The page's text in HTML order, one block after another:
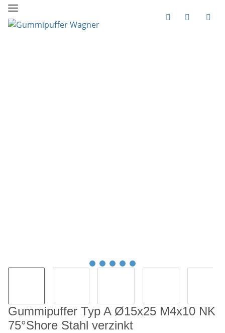
Gummipuffer Typ A Ø15x25 M4x10 NK
75°Shore Stahl verzinkt